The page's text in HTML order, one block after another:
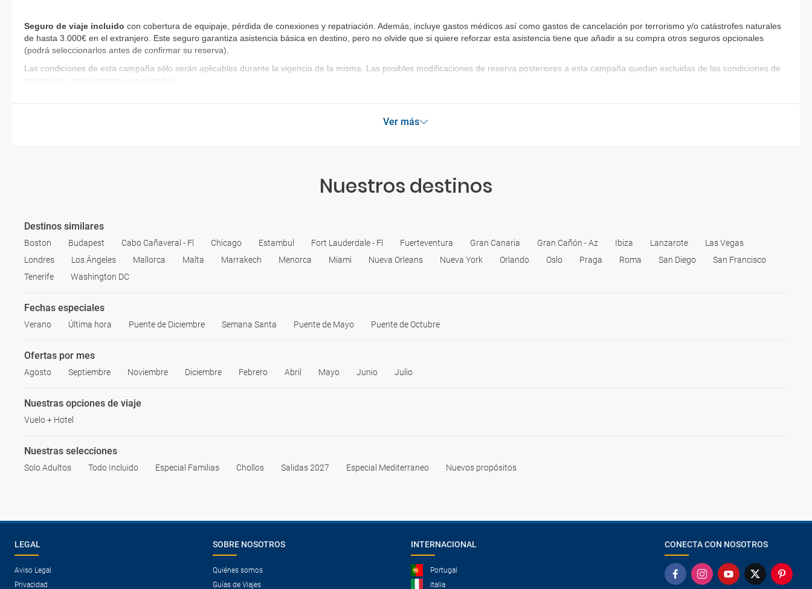
Seguro de viaje incluido con cobertura de equipaje, pérdida de conexiones y repatriación. Además, incluye gastos médicos así como gastos de cancelación por terrorismo y/o catástrofes naturales
de hasta 3.000€ en el extranjero. Este seguro garantiza asistencia básica en destino, pero no olvide que si quiere reforzar esta asistencia tiene que añadir a su compra otros seguros opcionales
(podrá seleccionarlos antes de confirmar su reserva)
Las condiciones de esta campaña sólo serán aplicables durante la vigencia de la misma. Las posibles modificaciones de reserva posteriores a esta campaña quedan excluidas de las condiciones de
promoción anteriormente mencionadas.
Ver más
Nuestros destinos
Destinos similares
Boston Budapest Cabo Cañaveral - Fl Chicago Estambul Fort Lauderdale - Fl Fuerteventura Gran Canaria Gran Cañón - Az Ibiza Lanzarote
Las Vegas
Londres
Los Ángeles Mallorca Malta Marrakech Menorca Miami Nueva Orleans Nueva York Orlando Oslo Praga Roma San Diego
San Francisco
Tenerife
Washington DC
Fechas especiales
Verano Última hora Puente de Diciembre Semana Santa Puente de Mayo Puente de Octubre
Ofertas por mes
Agosto Septiembre Noviembre Diciembre Febrero Abril Mayo Junio Julio
Nuestras opciones de viaje
Vuelo + Hotel
Nuestras selecciones
Solo Adultos Todo Incluido Especial Familias Chollos Salidas 2027 Especial Mediterraneo Nuevos propósitos
LEGAL
Aviso Legal
Privacidad
SOBRE NOSOTROS
Quiénes somos
Guías de Viajes
INTERNACIONAL
Portugal
Italia
CONECTA CON NOSOTROS